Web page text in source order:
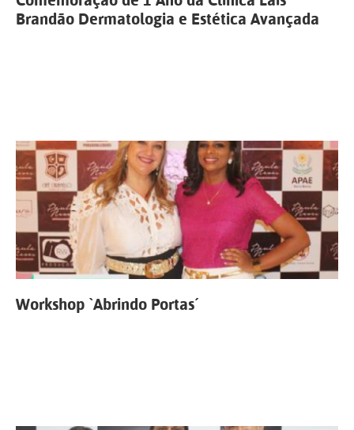
Brandão Dermatologia e Estética Avançada
Workshop `Abrindo Portas´